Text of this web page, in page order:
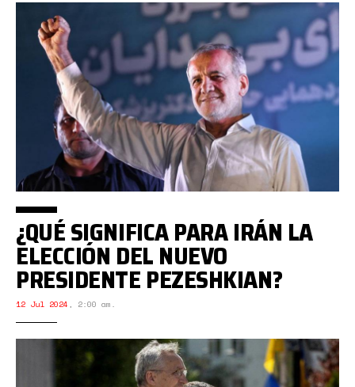
¿QUÉ SIGNIFICA PARA IRÁN LA
ELECCIÓN DEL NUEVO
PRESIDENTE PEZESHKIAN?
12 Jul 2024 , 2:00 am.